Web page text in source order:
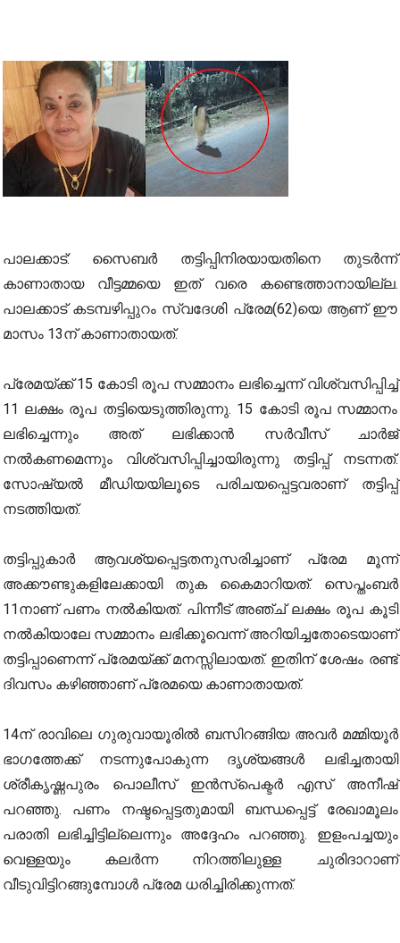
പാലക്കാട്: സൈബര്‍ തട്ടിപ്പിനിരയായതിനെ തുടര്‍ന്ന്
കാണാതായ വീട്ടമ്മയെ ഇത് വരെ കണ്ടെത്താനായില്ല.
പാലക്കാട് കടമ്പഴിപ്പുറം സ്വദേശി പ്രേമ(62)യെ ആണ് ഈ
മാസം 13ന് കാണാതായത്.
പ്രേമയ്ക്ക് 15 കോടി രൂപ സമ്മാനം ലഭിച്ചെന്ന് വിശ്വസിപ്പിച്ച്
11 ലക്ഷം രൂപ തട്ടിയെടുത്തിരുന്നു. 15 കോടി രൂപ സമ്മാനം
ലഭിച്ചെന്നും അത് ലഭിക്കാന്‍ സര്‍വീസ് ചാര്‍ജ്
നല്‍കണമെന്നും വിശ്വസിപ്പിച്ചായിരുന്നു തട്ടിപ്പ് നടന്നത്.
സോഷ്യല്‍ മീഡിയയിലൂടെ പരിചയപ്പെട്ടവരാണ് തട്ടിപ്പ്
നടത്തിയത്.
തട്ടിപ്പുകാര്‍ ആവശ്യപ്പെട്ടതനുസരിച്ചാണ് പ്രേമ മൂന്ന്
അക്കൗണ്ടുകളിലേക്കായി തുക കൈമാറിയത്. സെപ്തംബര്‍
11നാണ് പണം നല്‍കിയത്. പിന്നീട് അഞ്ച് ലക്ഷം രൂപ കൂടി
നല്‍കിയാലേ സമ്മാനം ലഭിക്കൂവെന്ന് അറിയിച്ചതോടെയാണ്
തട്ടിപ്പാണെന്ന് പ്രേമയ്ക്ക് മനസ്സിലായത്. ഇതിന് ശേഷം രണ്ട്
ദിവസം കഴിഞ്ഞാണ് പ്രേമയെ കാണാതായത്.
14ന് രാവിലെ ഗുരുവായൂരില്‍ ബസിറങ്ങിയ അവര്‍ മമ്മിയൂര്‍
ഭാഗത്തേക്ക് നടന്നുപോകുന്ന ദൃശ്യങ്ങള്‍ ലഭിച്ചതായി
ശ്രീകൃഷ്ണപുരം പൊലീസ് ഇന്‍സ്‌പെക്ടര്‍ എസ് അനീഷ്
പറഞ്ഞു. പണം നഷ്ടപ്പെട്ടതുമായി ബന്ധപ്പെട്ട് രേഖാമൂലം
പരാതി ലഭിച്ചിട്ടില്ലെന്നും അദ്ദേഹം പറഞ്ഞു. ഇളംപച്ചയും
വെള്ളയും കലര്‍ന്ന നിറത്തിലുള്ള ചുരിദാറാണ്
വീടുവിട്ടിറങ്ങുമ്പോള്‍ പ്രേമ ധരിച്ചിരിക്കുന്നത്.